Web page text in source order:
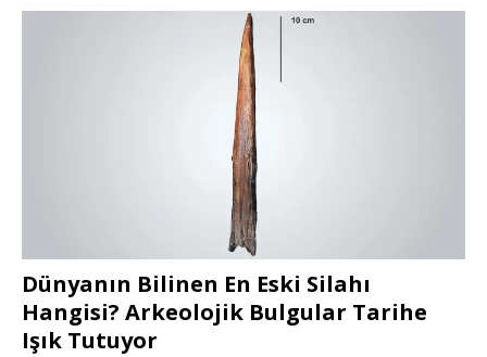
Dünyanın Bilinen En Eski Silahı
Hangisi? Arkeolojik Bulgular Tarihe
Işık Tutuyor